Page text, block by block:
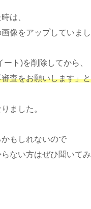
は、
像をアップしていまし
ト)を削除してから、
査をお願いします」
ました。
もしれないので
ない方はぜひ聞いてみ